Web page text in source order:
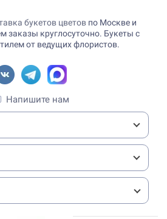
букетов цветов по Москве и
заказы круглосуточно. Букеты с
от ведущих флористов.
Напишите нам